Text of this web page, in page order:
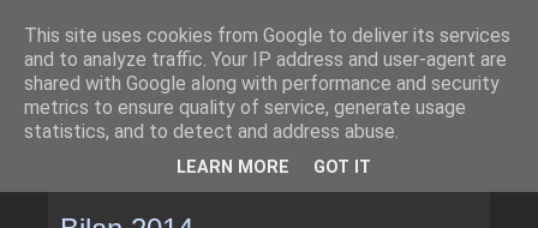
This site uses cookies from Google to deliver its services
and to analyze traffic. Your IP address and user-agent are
shared with Google along with performance and security
metrics to ensure quality of service, generate usage
statistics, and to detect and address abuse.
LEARN MORE GOT IT